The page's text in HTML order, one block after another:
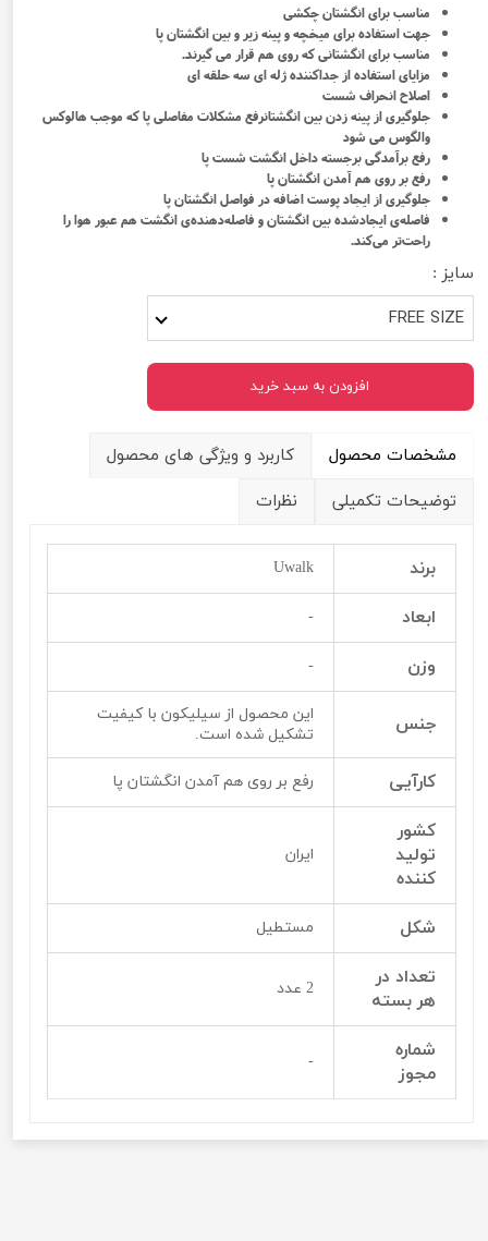
مناسب برای انگشتان چکشی
جهت استفاده برای میخچه و پینه زیر و بین انگشتان پا
مناسب برای انگشتانی که روی هم قرار می گیرند.
مزایای استفاده از جداکننده ژله ای سه حلقه ای
اصلاح انحراف شست
جلوگیری از پینه زدن بین انگشتانرفع مشکلات مفاصلی پا که موجب هالوکس
والگوس می شود
رفع برآمدگی برجسته داخل انگشت شست پا
رفع بر روی هم آمدن انگشتان پا
جلوگیری از ایجاد پوست اضافه در فواصل انگشتان پا
فاصله‌ی ایجادشده بین انگشتان و فاصله‌دهنده‌ی انگشت هم عبور هوا را
راحت‌تر می‌کند.
سایز :
FREE SIZE
افزودن به سبد خرید
مشخصات محصول
کاربرد و ویژگی های محصول
توضیحات تکمیلی
نظرات
برند Uwalk
ابعاد -
وزن -
جنس
این محصول از سیلیکون با کیفیت
تشکیل شده است.
کارآیی رفع بر روی هم آمدن انگشتان پا
کشور
تولید
کننده
ایران
شکل مستطیل
تعداد در
هر بسته
2 عدد
شماره
مجوز
-